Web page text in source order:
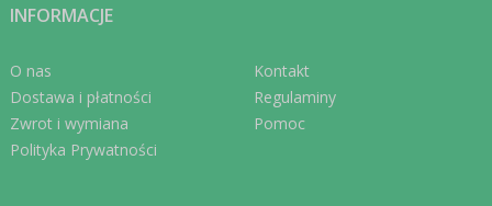
INFORMACJE
O nas
Dostawa i płatności
Zwrot i wymiana
Polityka Prywatności
Kontakt
Regulaminy
Pomoc